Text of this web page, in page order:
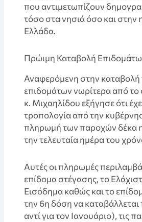
που αντιμετωπίζουν
τόσο στα νησιά όσο και στην
Ελλάδα.
Πρώιμη Καταβολή
Αναφερόμενη στην καταβολή
επιδομάτων νωρίτερα από το
κ. Μιχαηλίδου εξήγησε ότι
τροπολογία από την
πληρωμή των παροχών δέκα
την τελευταία ημέρα του
Αυτές οι πληρωμές
επίδομα στέγασης, το
Εισόδημα καθώς και το
την 6η δόση να καταβάλλεται
αντί για τον Ιανουάριο), τις